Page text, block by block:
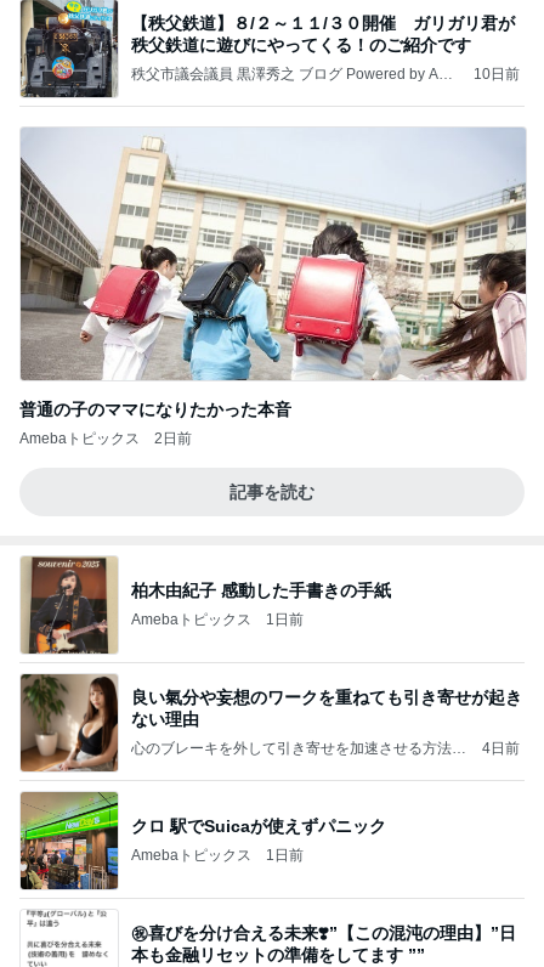
【秩父鉄道】８/２～１１/３０開催 ガリガリ君が
秩父鉄道に遊びにやってくる！のご紹介です
秩父市議会議員 黒澤秀之 ブログ Powered by Ame
10日前
普通の子のママになりたかった本音
Amebaトピックス 2日前
記事を読む
柏木由紀子 感動した手書きの手紙
Amebaトピックス 1日前
良い氣分や妄想のワークを重ねても引き寄せが起き
ない理由
心のブレーキを外して引き寄せを加速させる方法：
4日前
クロ 駅でSuicaが使えずパニック
Amebaトピックス 1日前
㊗️喜びを分け合える未来❣️”【この混沌の理由】”⽇
本も⾦融リセットの準備をしてます ””